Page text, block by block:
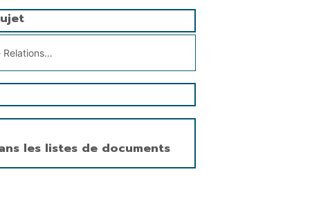
amoureuses
les listes de documents